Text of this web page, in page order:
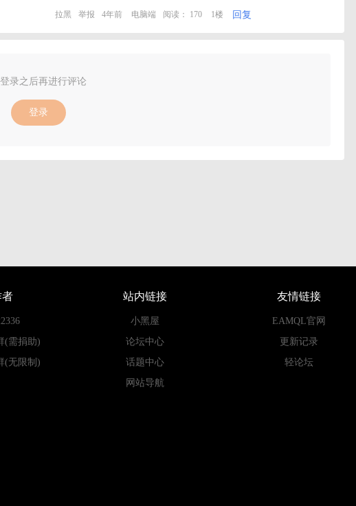
拉黑 举报 4年前 电脑端 阅读： 170 1楼 回复
录之后再进行评论
登录
者
(需捐助)
(无限制)
站内链接
小黑屋
论坛中心
话题中心
网站导航
友情链接
EAMQL官网
更新记录
轻论坛